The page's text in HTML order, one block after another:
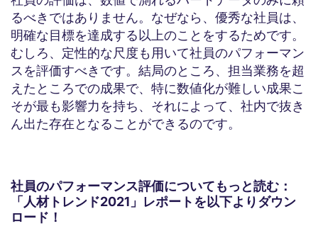
るべきではありません。なぜなら、優秀な社員は、
明確な目標を達成する以上のことをするためです。
むしろ、定性的な尺度も用いて社員のパフォーマン
スを評価すべきです。結局のところ、担当業務を超
えたところでの成果で、特に数値化が難しい成果こ
そが最も影響力を持ち、それによって、社内で抜き
ん出た存在となることができるのです。
社員のパフォーマンス評価についてもっと読む：
「人材トレンド2021」レポートを以下よりダウン
ロード！